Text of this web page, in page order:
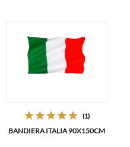
(1)
BANDIERA ITALIA 90X150CM